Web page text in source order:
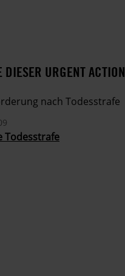
DIESER URGENT ACTION
nach Todesstrafe
Todesstrafe